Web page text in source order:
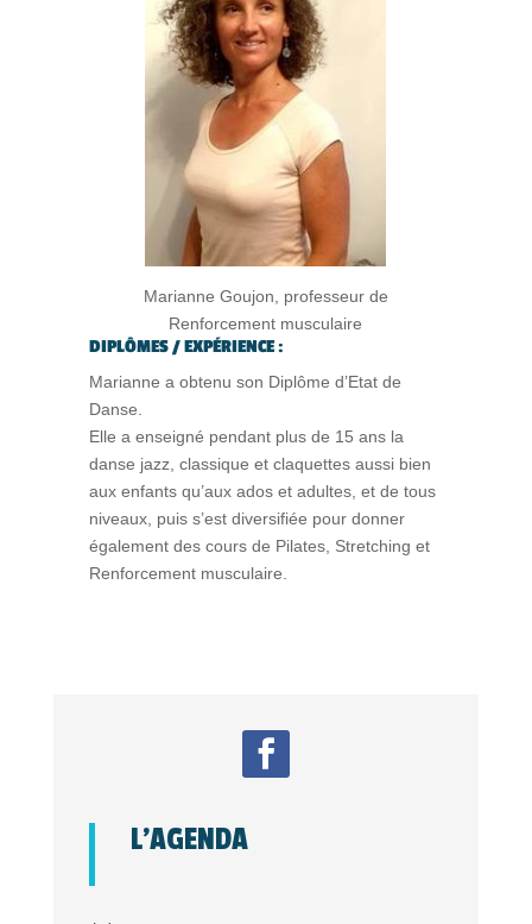
Marianne Goujon, professeur de
Renforcement musculaire
DIPLÔMES / EXPÉRIENCE :
Marianne a obtenu son Diplôme d’Etat de
Danse.
Elle a enseigné pendant plus de 15 ans la
danse jazz, classique et claquettes aussi bien
aux enfants qu’aux ados et adultes, et de tous
niveaux, puis s’est diversifiée pour donner
également des cours de Pilates, Stretching et
Renforcement musculaire.
L’AGENDA